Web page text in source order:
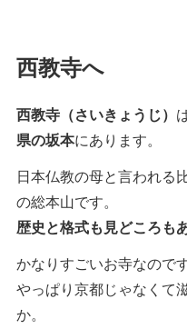
西教寺へ
西教寺（さいきょうじ）
県の坂本にあります。
日本仏教の母と言われる
の総本山です。
歴史と格式も見どころも
かなりすごいお寺なので
やっぱり京都じゃなくて
か。